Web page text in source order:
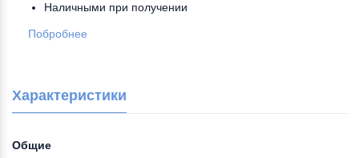
Наличными при получении
Побробнее
Характеристики
Общие